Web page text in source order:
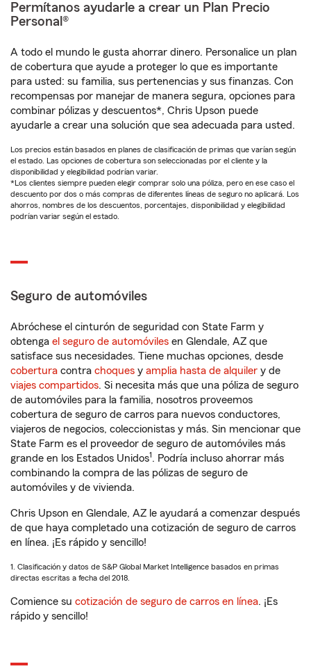
Permítanos ayudarle a crear un Plan Precio
Personal®
A todo el mundo le gusta ahorrar dinero. Personalice un plan
de cobertura que ayude a proteger lo que es importante
para usted: su familia, sus pertenencias y sus finanzas. Con
recompensas por manejar de manera segura, opciones para
combinar pólizas y descuentos*, Chris Upson puede
ayudarle a crear una solución que sea adecuada para usted.
Los precios están basados en planes de clasificación de primas que varían según
el estado. Las opciones de cobertura son seleccionadas por el cliente y la
disponibilidad y elegibilidad podrían variar.
*Los clientes siempre pueden elegir comprar solo una póliza, pero en ese caso el
descuento por dos o más compras de diferentes líneas de seguro no aplicará. Los
ahorros, nombres de los descuentos, porcentajes, disponibilidad y elegibilidad
podrían variar según el estado.
Seguro de automóviles
Abróchese el cinturón de seguridad con State Farm y
obtenga el seguro de automóviles en Glendale, AZ que
satisface sus necesidades. Tiene muchas opciones, desde
cobertura contra choques y amplia hasta de alquiler y de
viajes compartidos. Si necesita más que una póliza de seguro
de automóviles para la familia, nosotros proveemos
cobertura de seguro de carros para nuevos conductores,
viajeros de negocios, coleccionistas y más. Sin mencionar que
State Farm es el proveedor de seguro de automóviles más
grande en los Estados Unidos1. Podría incluso ahorrar más
combinando la compra de las pólizas de seguro de
automóviles y de vivienda.
Chris Upson en Glendale, AZ le ayudará a comenzar después
de que haya completado una cotización de seguro de carros
en línea. ¡Es rápido y sencillo!
1. Clasificación y datos de S&P Global Market Intelligence basados en primas
directas escritas a fecha del 2018.
Comience su cotización de seguro de carros en línea. ¡Es
rápido y sencillo!